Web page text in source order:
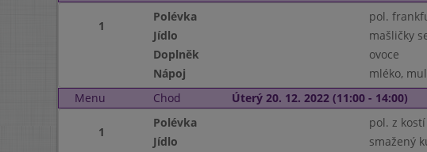
1
Polévka pol.
Jídlo
mašličky
Doplněk
ovoce
Nápoj
mléko,
Menu
Chod Úterý 20. 12. 2022 (11:00 - 14:00)
1
Polévka pol. z
Jídlo
smažený